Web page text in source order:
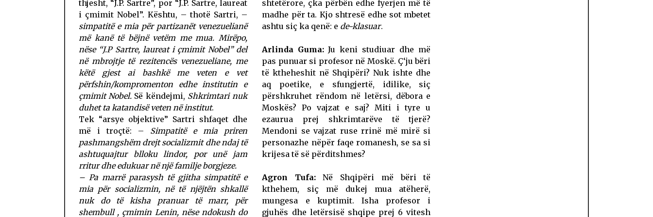
thjesht, “J.P. Sartre”, por “J.P. Sartre, laureat
i çmimit Nobel”. Kështu, – thotë Sartri, –
simpatitë e mia për partizanët venezuelianë
më kanë të bëjnë vetëm me mua. Mirëpo,
nëse “J.P Sartre, laureat i çmimit Nobel” del
në mbrojtje të rezitencës venezueliane, me
këtë gjest ai bashkë me veten e vet
përfshin/kompromenton edhe institutin e
çmimit Nobel. Së këndejmi, Shkrimtari nuk
duhet ta katandisë veten në institut.
Tek “arsye objektive” Sartri shfaqet dhe
më i troçtë: – Simpatitë e mia priren
pashmangshëm drejt socializmit dhe ndaj të
ashtuquajtur blloku lindor, por unë jam
rritur dhe edukuar në një familje borgjeze.
– Pa marrë parasysh të gjitha simpatitë e
mia për socializmin, në të njëjtën shkallë
nuk do të kisha pranuar të marr, për
shembull , çmimin Lenin, nëse ndokush do
shtetërore, çka përbën edhe fyerjen më të
madhe për ta. Kjo shtresë edhe sot mbetet
ashtu siç ka qenë: e de-klasuar.
Arlinda Guma:Ju keni studiuar dhe më
pas punuar si profesor në Moskë. Ç‘ju bëri
të ktheheshit në Shqipëri? Nuk ishte dhe
aq poetike, e sfungjertë, idilike, siç
përshkruhet rëndom në letërsi, dëbora e
Moskës? Po vajzat e saj? Miti i tyre u
ezaurua prej shkrimtarëve të tjerë?
Mendoni se vajzat ruse rrinë më mirë si
personazhe nëpër faqe romanesh, se sa si
krijesa të së përditshmes?
Agron Tufa:Në Shqipëri më bëri të
kthehem, siç më dukej mua atëherë,
mungesa e kuptimit. Isha profesor i
gjuhës dhe letërsisë shqipe prej 6 vitesh